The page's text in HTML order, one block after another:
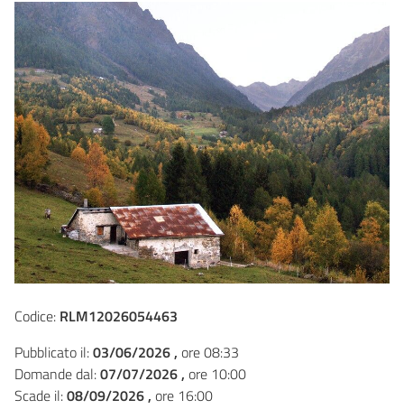
Codice: RLM12026054463
Pubblicato il:03/06/2026 , ore 08:33
Domande dal:07/07/2026 , ore 10:00
Scade il:08/09/2026 , ore 16:00